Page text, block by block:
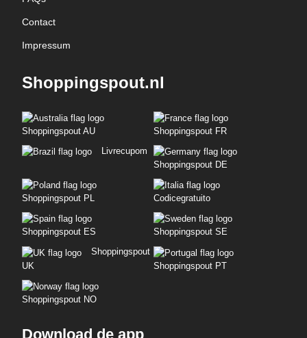
Contact
Impressum
Shoppingspout.nl
Shoppingspout AU
Shoppingspout FR
Livrecupom
Shoppingspout DE
Shoppingspout PL Codicegratuito
Shoppingspout ES
Shoppingspout SE
Shoppingspout
UK
Shoppingspout PT
Shoppingspout NO
Download de app